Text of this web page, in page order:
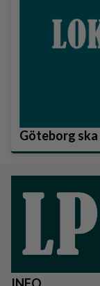
Göteborg